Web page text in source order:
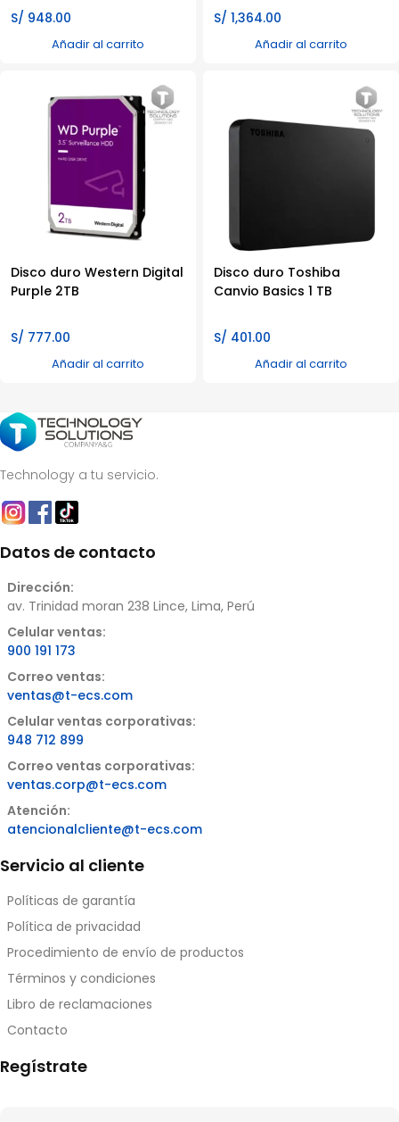
S/ 948.00
Añadir al carrito
S/ 1,364.00
Añadir al carrito
Disco duro Western Digital
Purple 2TB
S/ 777.00
Añadir al carrito
Disco duro Toshiba
Canvio Basics 1 TB
S/ 401.00
Añadir al carrito
Technology a tu servicio.
Datos de contacto
Dirección:
av. Trinidad moran 238 Lince, Lima, Perú
Celular ventas:
900 191 173
Correo ventas:
ventas@t-ecs.com
Celular ventas corporativas:
948 712 899
Correo ventas corporativas:
ventas.corp@t-ecs.com
Atención:
atencionalcliente@t-ecs.com
Servicio al cliente
Políticas de garantía
Política de privacidad
Procedimiento de envío de productos
Términos y condiciones
Libro de reclamaciones
Contacto
Regístrate